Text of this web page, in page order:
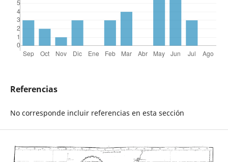
Referencias
No corresponde incluir referencias en esta sección